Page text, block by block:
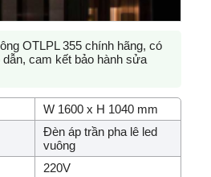
OTLPL 355 chính hãng, có
cam kết bảo hành sửa
W 1600 x H 1040 mm
Đèn áp trần pha lê led
vuông
220V